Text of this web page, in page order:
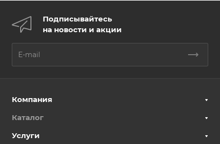
Подписывайтесь
на новости и акции
Компания
Каталог
Услуги